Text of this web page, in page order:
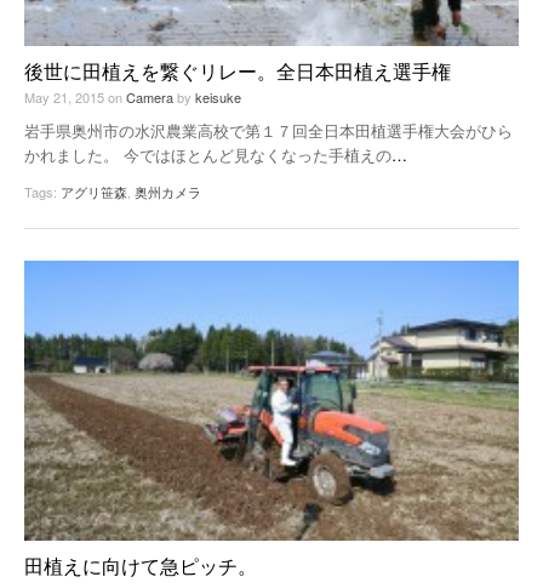
後世に田植えを繋ぐリレー。全日本田植え選手権
May 21, 2015onCameraby keisuke
岩手県奥州市の水沢農業高校で第１７回全日本田植選手権大会がひら
かれました。 今ではほとんど見なくなった手植えの…
Tags: アグリ笹森, 奥州カメラ
田植えに向けて急ピッチ。